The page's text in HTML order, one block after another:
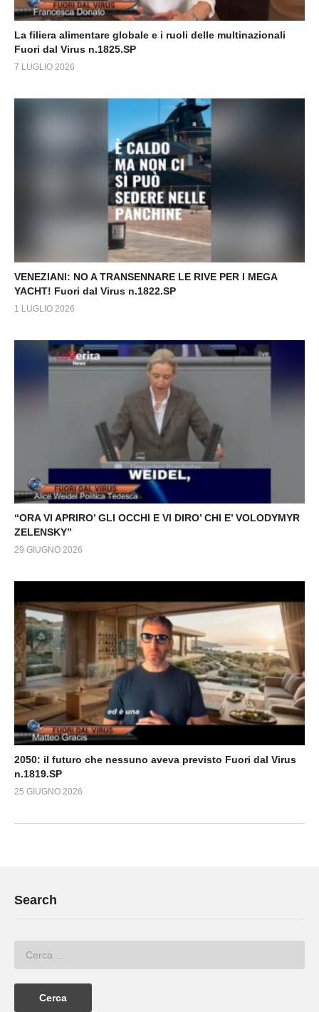
La filiera alimentare globale e i ruoli delle multinazionali
Fuori dal Virus n.1825.SP
7 LUGLIO 2026
VENEZIANI: NO A TRANSENNARE LE RIVE PER I MEGA
YACHT! Fuori dal Virus n.1822.SP
1 LUGLIO 2026
“ORA VI APRIRO’ GLI OCCHI E VI DIRO’ CHI E’ VOLODYMYR
ZELENSKY”
29 GIUGNO 2026
2050: il futuro che nessuno aveva previsto Fuori dal Virus
n.1819.SP
25 GIUGNO 2026
Search